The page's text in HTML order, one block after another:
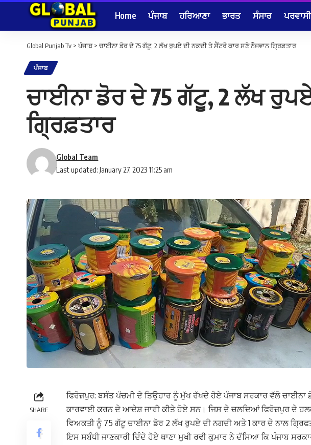
Home ਪੰਜਾਬ ਹਰਿਆਣਾ ਭਾਰਤ ਸੰਸਾਰ
Global Punjab Tv > ਪੰਜਾਬ> ਚਾਈਨਾ ਡੋਰ ਦੇ 75 ਗੱਟੂ, 2 ਲੱਖ ਰੁਪਏ ਦੀ ਨਕਦੀ ਤੇ ਸੈਂਟਰੋ ਕਾਰ ਸਣੇ ਨੌਜਵਾਨ ਗ੍ਰਿਫ਼ਤਾਰ
ਪੰਜਾਬ
ਚਾਈਨਾ ਡੋਰ ਦੇ 75 ਗੱਟੂ, 2 ਲੱਖ
ਗ੍ਰਿਫ਼ਤਾਰ
Last updated: January 27, 2023 11:25 am
Global Team
SHARE
ਫਿਰੋਜ਼ਪੁਰ: ਬਸੰਤ ਪੰਚਮੀ ਦੇ ਤਿਉਹਾਰ ਨੂੰ ਮੁੱਖ ਰੱਖਦੇ ਹੋਏ ਪੰਜਾਬ ਸਰਕਾਰ ਵੱਲੋ ਚਾਈਨਾ
ਕਾਰਵਾਈ ਕਰਨ ਦੇ ਆਦੇਸ਼ ਜਾਰੀ ਕੀਤੇ ਹੋਏ ਸਨ। ਜਿਸ ਦੇ ਚਲਦਿਆਂ ਫਿਰੋਜ਼ਪੁਰ ਦੇ
ਵਿਅਕਤੀ ਨੂੰ 75 ਗੱਟੂ ਚਾਈਨਾ ਡੋਰ 2 ਲੱਖ ਰੁਪਏ ਦੀ ਨਗਦੀ ਅਤੇ 1 ਕਾਰ ਦੇ ਨਾਲ
ਇਸ ਸਬੰਧੀ ਜਾਣਕਾਰੀ ਦਿੰਦੇ ਹੋਏ ਥਾਣਾ ਮੁਖੀ ਰਵੀ ਕੁਮਾਰ ਨੇ ਦੱਸਿਆ ਕਿ ਪੰਜਾਬ